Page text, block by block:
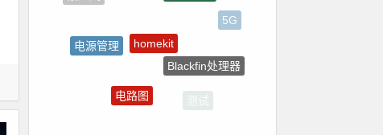
5G
Blackfin处理器
测试